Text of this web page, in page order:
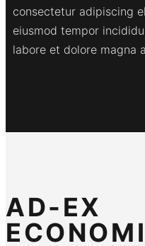
consectetur adipiscing
eiusmod tempor
labore et dolore magna
AD-EX